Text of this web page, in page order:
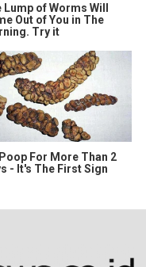
Lump of Worms Will
Out of You in The
Try it
For More Than 2
- It's The First Sign